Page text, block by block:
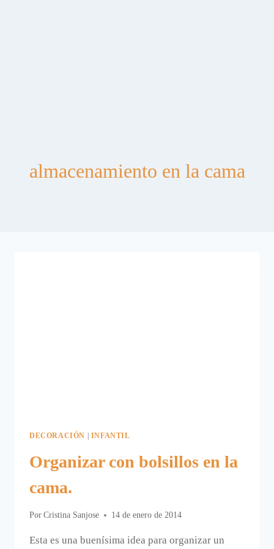
almacenamiento en la cama
DECORACIÓN | INFANTIL
Organizar con bolsillos en la
cama.
Por Cristina Sanjose 14 de enero de 2014
Esta es una buenísima idea para organizar un